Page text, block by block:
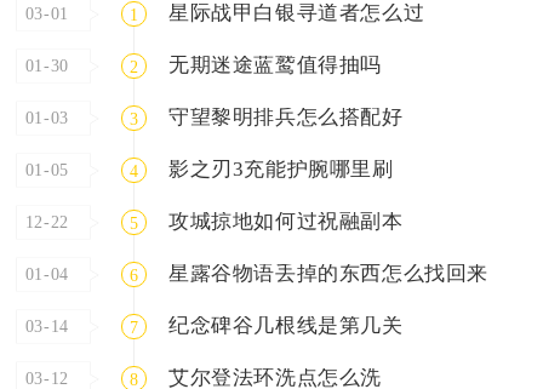
03-01 1 星际战甲白银寻道者怎么过
01-30 2 无期迷途蓝鹫值得抽吗
01-03 3 守望黎明排兵怎么搭配好
01-05 4 影之刃3充能护腕哪里刷
12-22 5 攻城掠地如何过祝融副本
01-04 6 星露谷物语丢掉的东西怎么找回来
03-14 7 纪念碑谷几根线是第几关
03-12 8 艾尔登法环洗点怎么洗